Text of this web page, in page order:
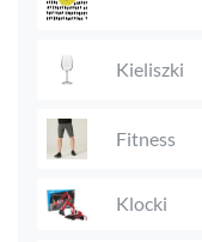
Kieliszki
Fitness
Klocki